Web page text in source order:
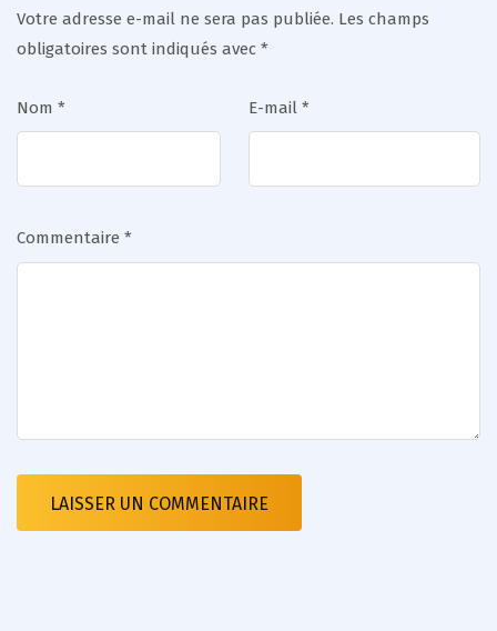
Votre adresse e-mail ne sera pas publiée. Les champs
obligatoires sont indiqués avec *
Nom * E-mail *
Commentaire *